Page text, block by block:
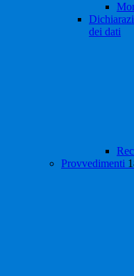
dei dati
Provvedimenti